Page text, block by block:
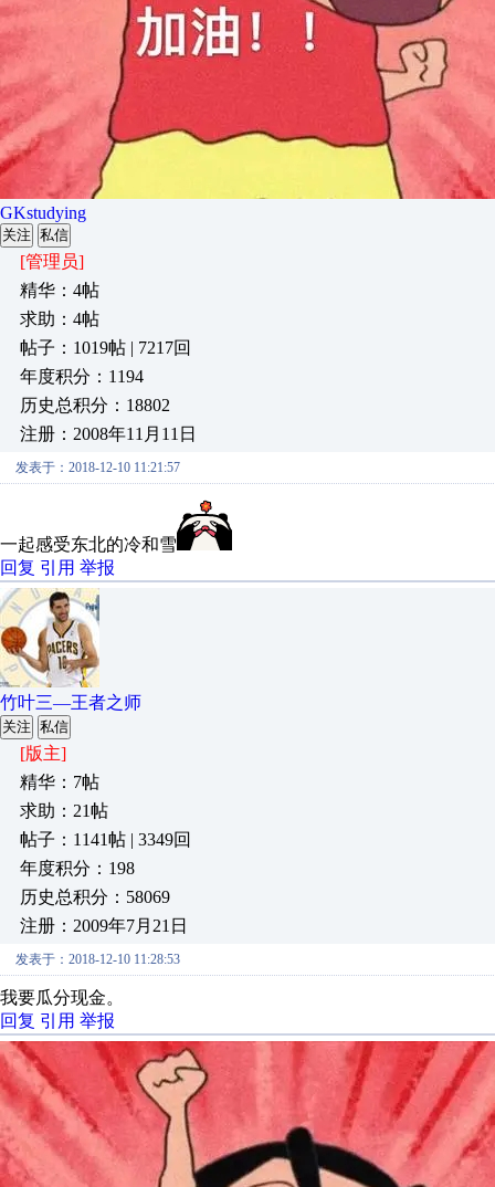
GKstudying
关注 私信
[管理员]
精华：4帖
求助：4帖
帖子：1019帖 | 7217回
年度积分：1194
历史总积分：18802
注册：2008年11月11日
发表于：2018-12-10 11:21:57
一起感受东北的冷和雪
回复 引用 举报
竹叶三—王者之师
关注 私信
[版主]
精华：7帖
求助：21帖
帖子：1141帖 | 3349回
年度积分：198
历史总积分：58069
注册：2009年7月21日
发表于：2018-12-10 11:28:53
我要瓜分现金。
回复 引用 举报